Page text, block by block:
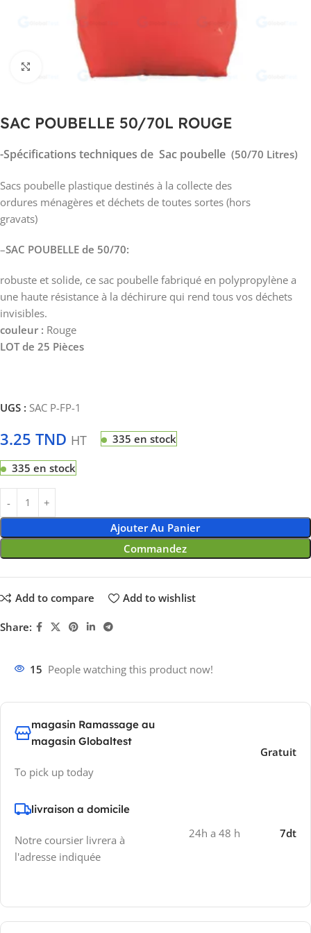
Click to enlarge
SAC POUBELLE 50/70L ROUGE
-Spécifications techniques de Sac poubelle (50/70 Litres)
Sacs poubelle plastique destinés à la collecte des
ordures ménagères et déchets de toutes sortes (hors
gravats)
–SAC POUBELLE de 50/70:
robuste et solide, ce sac poubelle fabriqué en polypropylène a
une haute résistance à la déchirure qui rend tous vos déchets
invisibles.
couleur : Rouge
LOT de 25 Pièces
UGS : SAC P-FP-1
3.25 TND HT 335 en stock
335 en stock
Ajouter Au Panier
Commandez
Add to compare Add to wishlist
Share:
15 People watching this product now!
magasin Ramassage au
magasin Globaltest
To pick up today
Gratuit
livraison a domicile
Notre coursier livrera à
l'adresse indiquée
24h a 48 h 7dt